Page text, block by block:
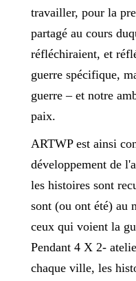
travailler, pour la
partagé au cours
réfléchiraient, et
guerre spécifique,
guerre – et notre
paix.
ARTWP est ainsi
développement de
les histoires sont
sont (ou ont été) au
ceux qui voient la
Pendant 4 X 2-
chaque ville, les